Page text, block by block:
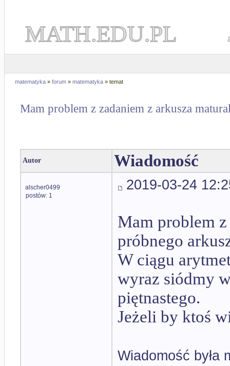
MATH.EDU.PL
matematyka » forum » matematyka » temat
Mam problem z zadaniem z arkusza
Autor Wiadomość
alscher0499
postów: 1
2019-03-24
Mam problem
próbnego
W ciągu
wyraz siódmy
piętnastego.
Jeżeli by ktoś
Wiadomość była